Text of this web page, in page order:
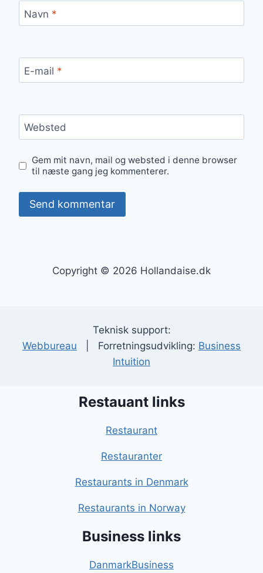
Navn *
E-mail *
Websted
Gem mit navn, mail og websted i denne browser
til næste gang jeg kommenterer.
Copyright © 2026 Hollandaise.dk
Teknisk support:
Webbureau | Forretningsudvikling: Business
Intuition
Restauant links
Restaurant
Restauranter
Restaurants in Denmark
Restaurants in Norway
Business links
DanmarkBusiness